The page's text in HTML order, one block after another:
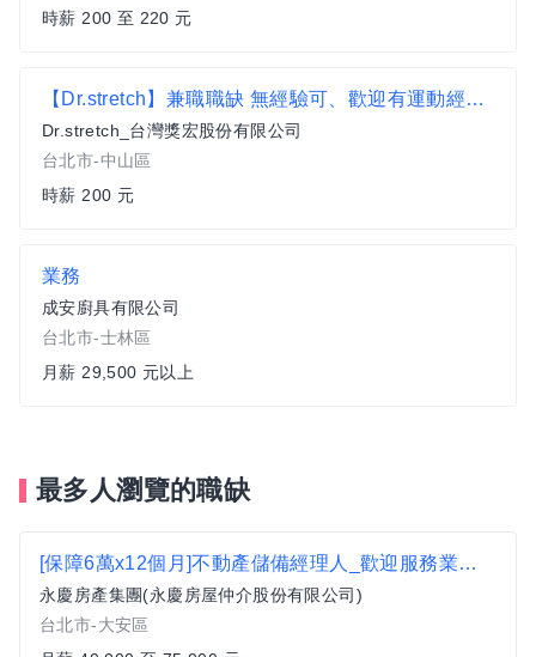
時薪 200 至 220 元
【Dr.stretch】兼職職缺 無經驗可、歡迎有運動經驗者 運動/訓練師/教練/健身房 刊登中
Dr.stretch_台灣獎宏股份有限公司
台北市-中山區
時薪 200 元
業務
成安廚具有限公司
台北市-士林區
月薪 29,500 元以上
最多人瀏覽的職缺
[保障6萬x12個月]不動產儲備經理人_歡迎服務業轉職(大安區) c1
永慶房產集團(永慶房屋仲介股份有限公司)
台北市-大安區